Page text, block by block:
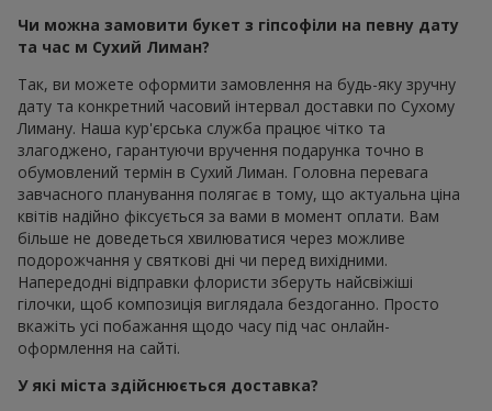
Чи можна замовити букет з гіпсофіли на певну дату
та час м Сухий Лиман?
Так, ви можете оформити замовлення на будь-яку зручну
дату та конкретний часовий інтервал доставки по Сухому
Лиману. Наша кур'єрська служба працює чітко та
злагоджено, гарантуючи вручення подарунка точно в
обумовлений термін в Сухий Лиман. Головна перевага
завчасного планування полягає в тому, що актуальна ціна
квітів надійно фіксується за вами в момент оплати. Вам
більше не доведеться хвилюватися через можливе
подорожчання у святкові дні чи перед вихідними.
Напередодні відправки флористи зберуть найсвіжіші
гілочки, щоб композиція виглядала бездоганно. Просто
вкажіть усі побажання щодо часу під час онлайн-
оформлення на сайті.
У які міста здійснюється доставка?